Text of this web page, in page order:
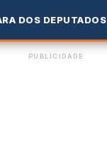
DOS DEPUTADOS
PUBLICIDADE